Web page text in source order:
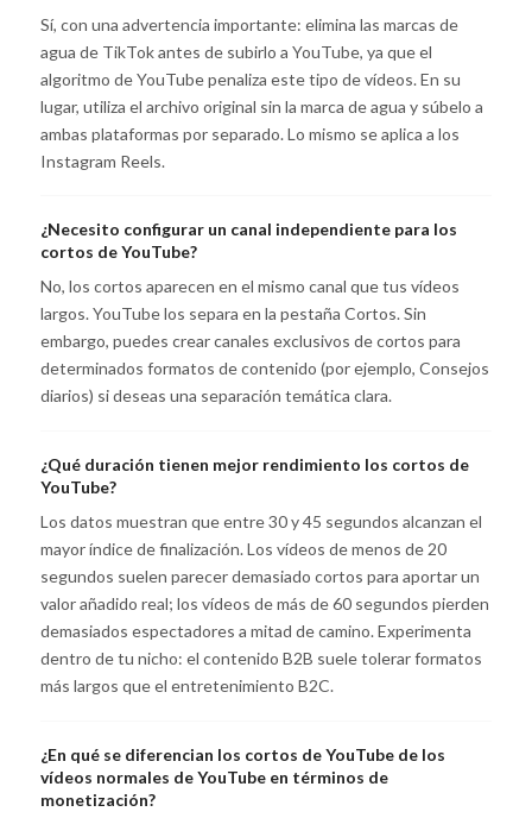
Sí, con una advertencia importante: elimina las marcas de
agua de TikTok antes de subirlo a YouTube, ya que el
algoritmo de YouTube penaliza este tipo de vídeos. En su
lugar, utiliza el archivo original sin la marca de agua y súbelo a
ambas plataformas por separado. Lo mismo se aplica a los
Instagram Reels.
¿Necesito configurar un canal independiente para los
cortos de YouTube?
No, los cortos aparecen en el mismo canal que tus vídeos
largos. YouTube los separa en la pestaña Cortos. Sin
embargo, puedes crear canales exclusivos de cortos para
determinados formatos de contenido (por ejemplo, Consejos
diarios) si deseas una separación temática clara.
¿Qué duración tienen mejor rendimiento los cortos de
YouTube?
Los datos muestran que entre 30 y 45 segundos alcanzan el
mayor índice de finalización. Los vídeos de menos de 20
segundos suelen parecer demasiado cortos para aportar un
valor añadido real; los vídeos de más de 60 segundos pierden
demasiados espectadores a mitad de camino. Experimenta
dentro de tu nicho: el contenido B2B suele tolerar formatos
más largos que el entretenimiento B2C.
¿En qué se diferencian los cortos de YouTube de los
vídeos normales de YouTube en términos de
monetización?